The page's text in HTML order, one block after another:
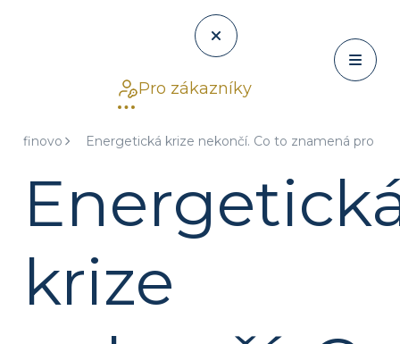
Pro zákazníky
finovo Energetická krize nekončí. Co to znamená pro
krize